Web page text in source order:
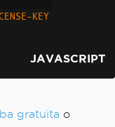
KEY
JAVASCRIPT
gratuita o